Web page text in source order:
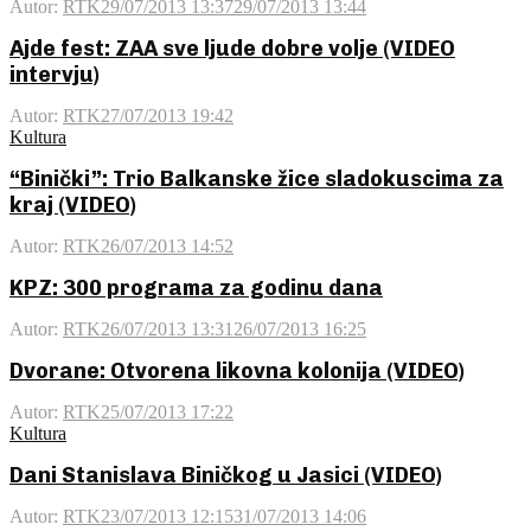
Autor: RTK29/07/2013 13:3729/07/2013 13:44
Ajde fest: ZAA sve ljude dobre volje (VIDEO
intervju)
Autor: RTK27/07/2013 19:42
Kultura
“Binički”: Trio Balkanske žice sladokuscima za
kraj (VIDEO)
Autor: RTK26/07/2013 14:52
KPZ: 300 programa za godinu dana
Autor: RTK26/07/2013 13:31 26/07/2013 16:25
Dvorane: Otvorena likovna kolonija (VIDEO)
Autor: RTK25/07/2013 17:22
Kultura
Dani Stanislava Biničkog u Jasici (VIDEO)
Autor: RTK23/07/2013 12:1531/07/2013 14:06